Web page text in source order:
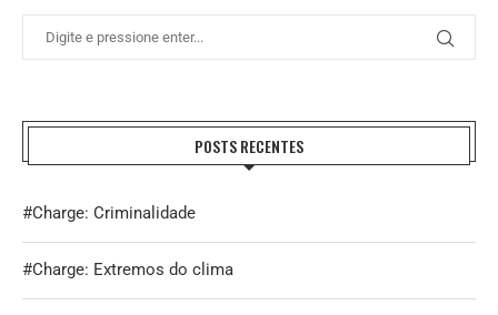
POSTS RECENTES
#Charge: Criminalidade
#Charge: Extremos do clima